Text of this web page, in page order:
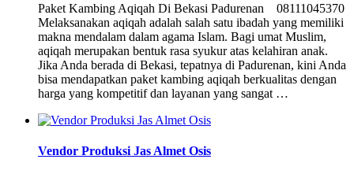
Paket Kambing Aqiqah Di Bekasi Padurenan 08111045370
Melaksanakan aqiqah adalah salah satu ibadah yang memiliki
makna mendalam dalam agama Islam. Bagi umat Muslim,
aqiqah merupakan bentuk rasa syukur atas kelahiran anak.
Jika Anda berada di Bekasi, tepatnya di Padurenan, kini Anda
bisa mendapatkan paket kambing aqiqah berkualitas dengan
harga yang kompetitif dan layanan yang sangat …
Vendor Produksi Jas Almet Osis